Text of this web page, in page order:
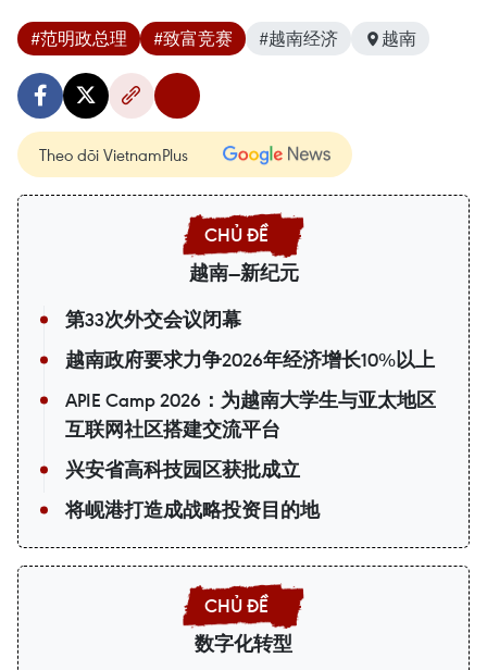
#范明政总理 #致富竞赛 #越南经济 越南
Theo dõi VietnamPlus
越南—新纪元
第33次外交会议闭幕
越南政府要求力争2026年经济增长10%以上
APIE Camp 2026：为越南大学生与亚太地区
互联网社区搭建交流平台
兴安省高科技园区获批成立
将岘港打造成战略投资目的地
数字化转型